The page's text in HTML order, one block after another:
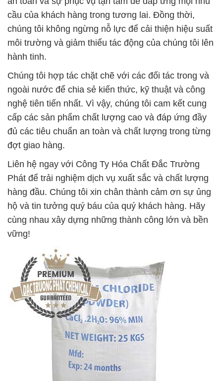
cầu của khách hàng trong tương lai. Đồng thời,
chúng tôi không ngừng nỗ lực để cải thiện hiệu suất
môi trường và giảm thiểu tác động của chúng tôi lên
hành tinh.
Chúng tôi hợp tác chặt chẽ với các đối tác trong và
ngoài nước để chia sẻ kiến thức, kỹ thuật và công
nghệ tiên tiến nhất. Vì vậy, chúng tôi cam kết cung
cấp các sản phẩm chất lượng cao và đáp ứng đầy
đủ các tiêu chuẩn an toàn và chất lượng trong từng
đợt giao hàng.
Liên hệ ngay với Công Ty Hóa Chất Đắc Trường
Phát để trải nghiệm dịch vụ xuất sắc và chất lượng
hàng đầu. Chúng tôi xin chân thành cảm ơn sự ủng
hộ và tin tưởng quý báu của quý khách hàng. Hãy
cùng nhau xây dựng những thành công lớn và bền
vững!